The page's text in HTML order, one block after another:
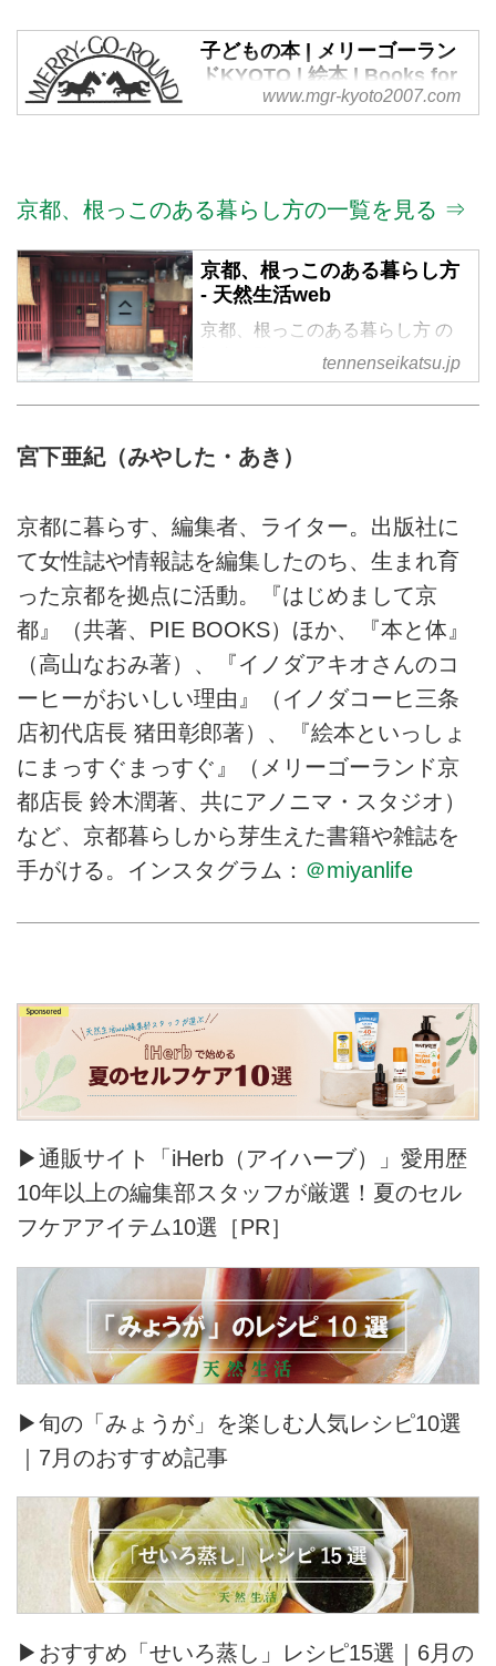
子どもの本 | メリーゴーラン
ドKYOTO | 絵本 | Books for
Children | 京都
冊の絵本、書籍が並びます。ギャ
会を随時開催。Books for
Children.
www.mgr-kyoto2007.com
京都、根っこのある暮らし方の一覧を見る ⇒
京都、根っこのある暮らし方
- 天然生活web
京都、根っこのある暮らし方 の
tennenseikatsu.jp
宮下亜紀（みやした・あき）
京都に暮らす、編集者、ライター。出版社に
て女性誌や情報誌を編集したのち、生まれ育
った京都を拠点に活動。『はじめまして京
都』（共著、PIE BOOKS）ほか、『本と体』
（高山なおみ著）、『イノダアキオさんのコ
ーヒーがおいしい理由』（イノダコーヒ三条
店初代店長 猪田彰郎著）、『絵本といっしょ
にまっすぐまっすぐ』（メリーゴーランド京
都店長 鈴木潤著、共にアノニマ・スタジオ）
など、京都暮らしから芽生えた書籍や雑誌を
手がける。インスタグラム： ＠miyanlife
▶通販サイト「iHerb（アイハーブ）」愛用歴
10年以上の編集部スタッフが厳選！夏のセル
フケアアイテム10選［PR］
▶旬の「みょうが」を楽しむ人気レシピ10選
｜7月のおすすめ記事
▶おすすめ「せいろ蒸し」レシピ15選｜6月の